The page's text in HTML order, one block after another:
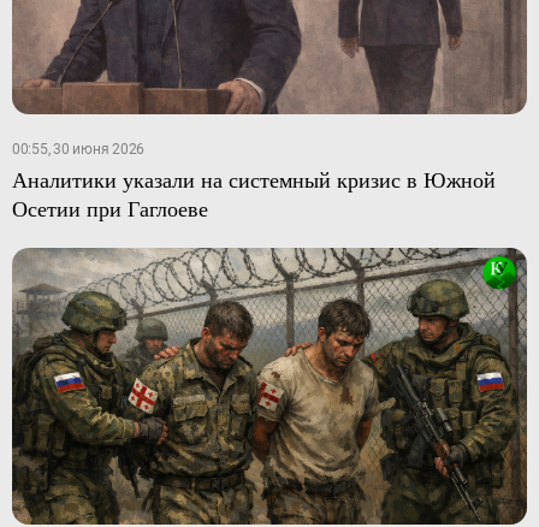
00:55, 30 июня 2026
Аналитики указали на системный кризис в Южной
Осетии при Гаглоеве